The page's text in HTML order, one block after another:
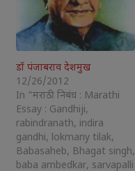
डॉ पंजाबराव देशमुख
12/26/2012
In "मराठी निबंध : Marathi
Essay : Gandhiji,
rabindranath, indira
gandhi, lokmany tilak,
Babasaheb, Bhagat singh,
baba ambedkar, sarvapalli